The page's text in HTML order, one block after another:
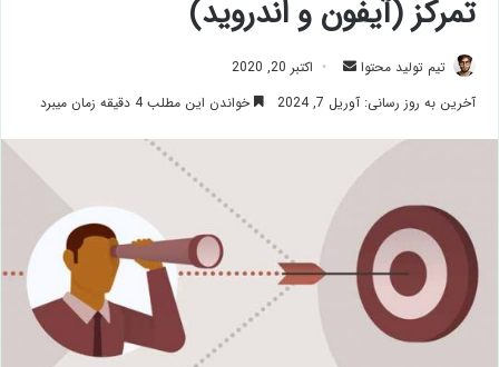
تمرکز (آیفون و اندروید)
تیم تولید محتوا
ارسال
ایمیل
اکتبر 20, 2020
آخرین به روز رسانی: آوریل 7, 2024
خواندن این مطلب 4 دقیقه زمان میبرد